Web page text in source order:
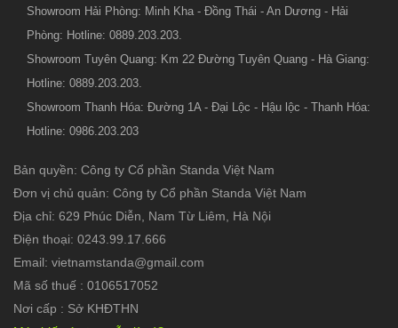
Showroom Hải Phòng: Minh Kha - Đồng Thái - An Dương - Hải
Phòng: Hotline: 0889.203.203.
Showroom Tuyên Quang: Km 22 Đường Tuyên Quang - Hà Giang:
Hotline: 0889.203.203.
Showroom Thanh Hóa: Đường 1A - Đại Lộc - Hậu lộc - Thanh Hóa:
Hotline: 0986.203.203
Bản quyền: Công ty Cổ phần Standa Việt Nam
Đơn vị chủ quản: Công ty Cổ phần Standa Việt Nam
Địa chỉ: 629 Phúc Diễn, Nam Từ Liêm, Hà Nội
Điện thoại: 0243.99.17.666
Email: vietnamstanda@gmail.com
Mã số thuế : 0106517052
Nơi cấp : Sở KHĐTHN